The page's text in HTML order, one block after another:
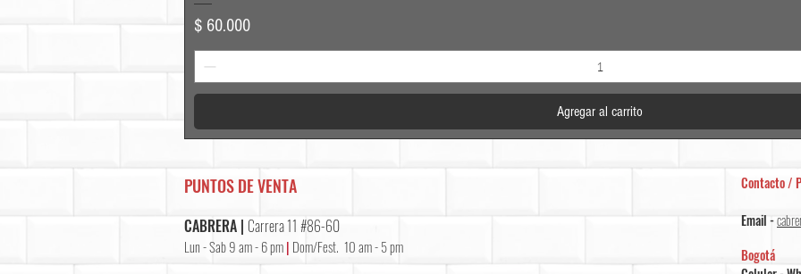
Precio
$ 60.000
Agregar al carrito
PUNTOS DE VENTA
CABRERA | Carrera 11 #86-60
Lun - Sab 9 am - 6 pm| Dom/Fest. 10 am - 5 pm
Contacto /
Email -
Bogotá